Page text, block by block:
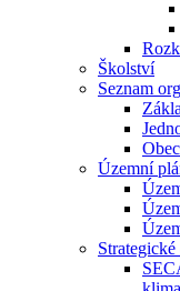
Školství
Seznam
Územní